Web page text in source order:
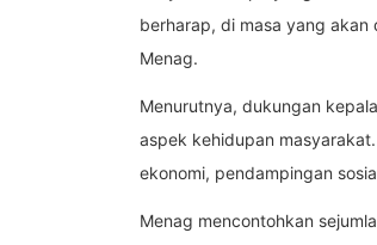
berharap, di masa yang akan
Menag.
Menurutnya, dukungan
aspek kehidupan
ekonomi, pendampingan
Menag mencontohkan